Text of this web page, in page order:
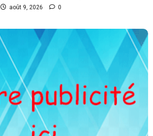
août 9, 2026 0
SOCIETE
GIP-PNVB : le personnel rend hommage
à Djourmité Nestor Noufé
août 8, 2026
ECONOMIE
Rebasage statistique en Guinée : le PIB
passe de 20 à 36 milliards de dollars
août 8, 2026